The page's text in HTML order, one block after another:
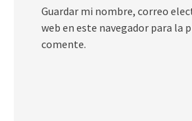
Guardar mi nombre, correo
web en este navegador para la
comente.